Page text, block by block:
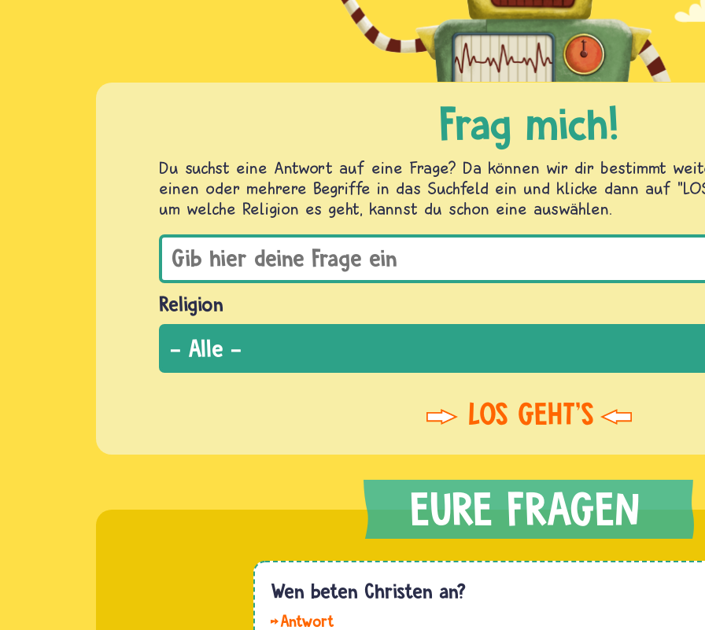
Frag mich!
Du suchst eine Antwort auf eine Frage? Da können wir dir bestimmt
einen oder mehrere Begriffe in das Suchfeld ein und klicke dann auf
um welche Religion es geht, kannst du schon eine auswählen.
Religion
Wen beten Christen an?